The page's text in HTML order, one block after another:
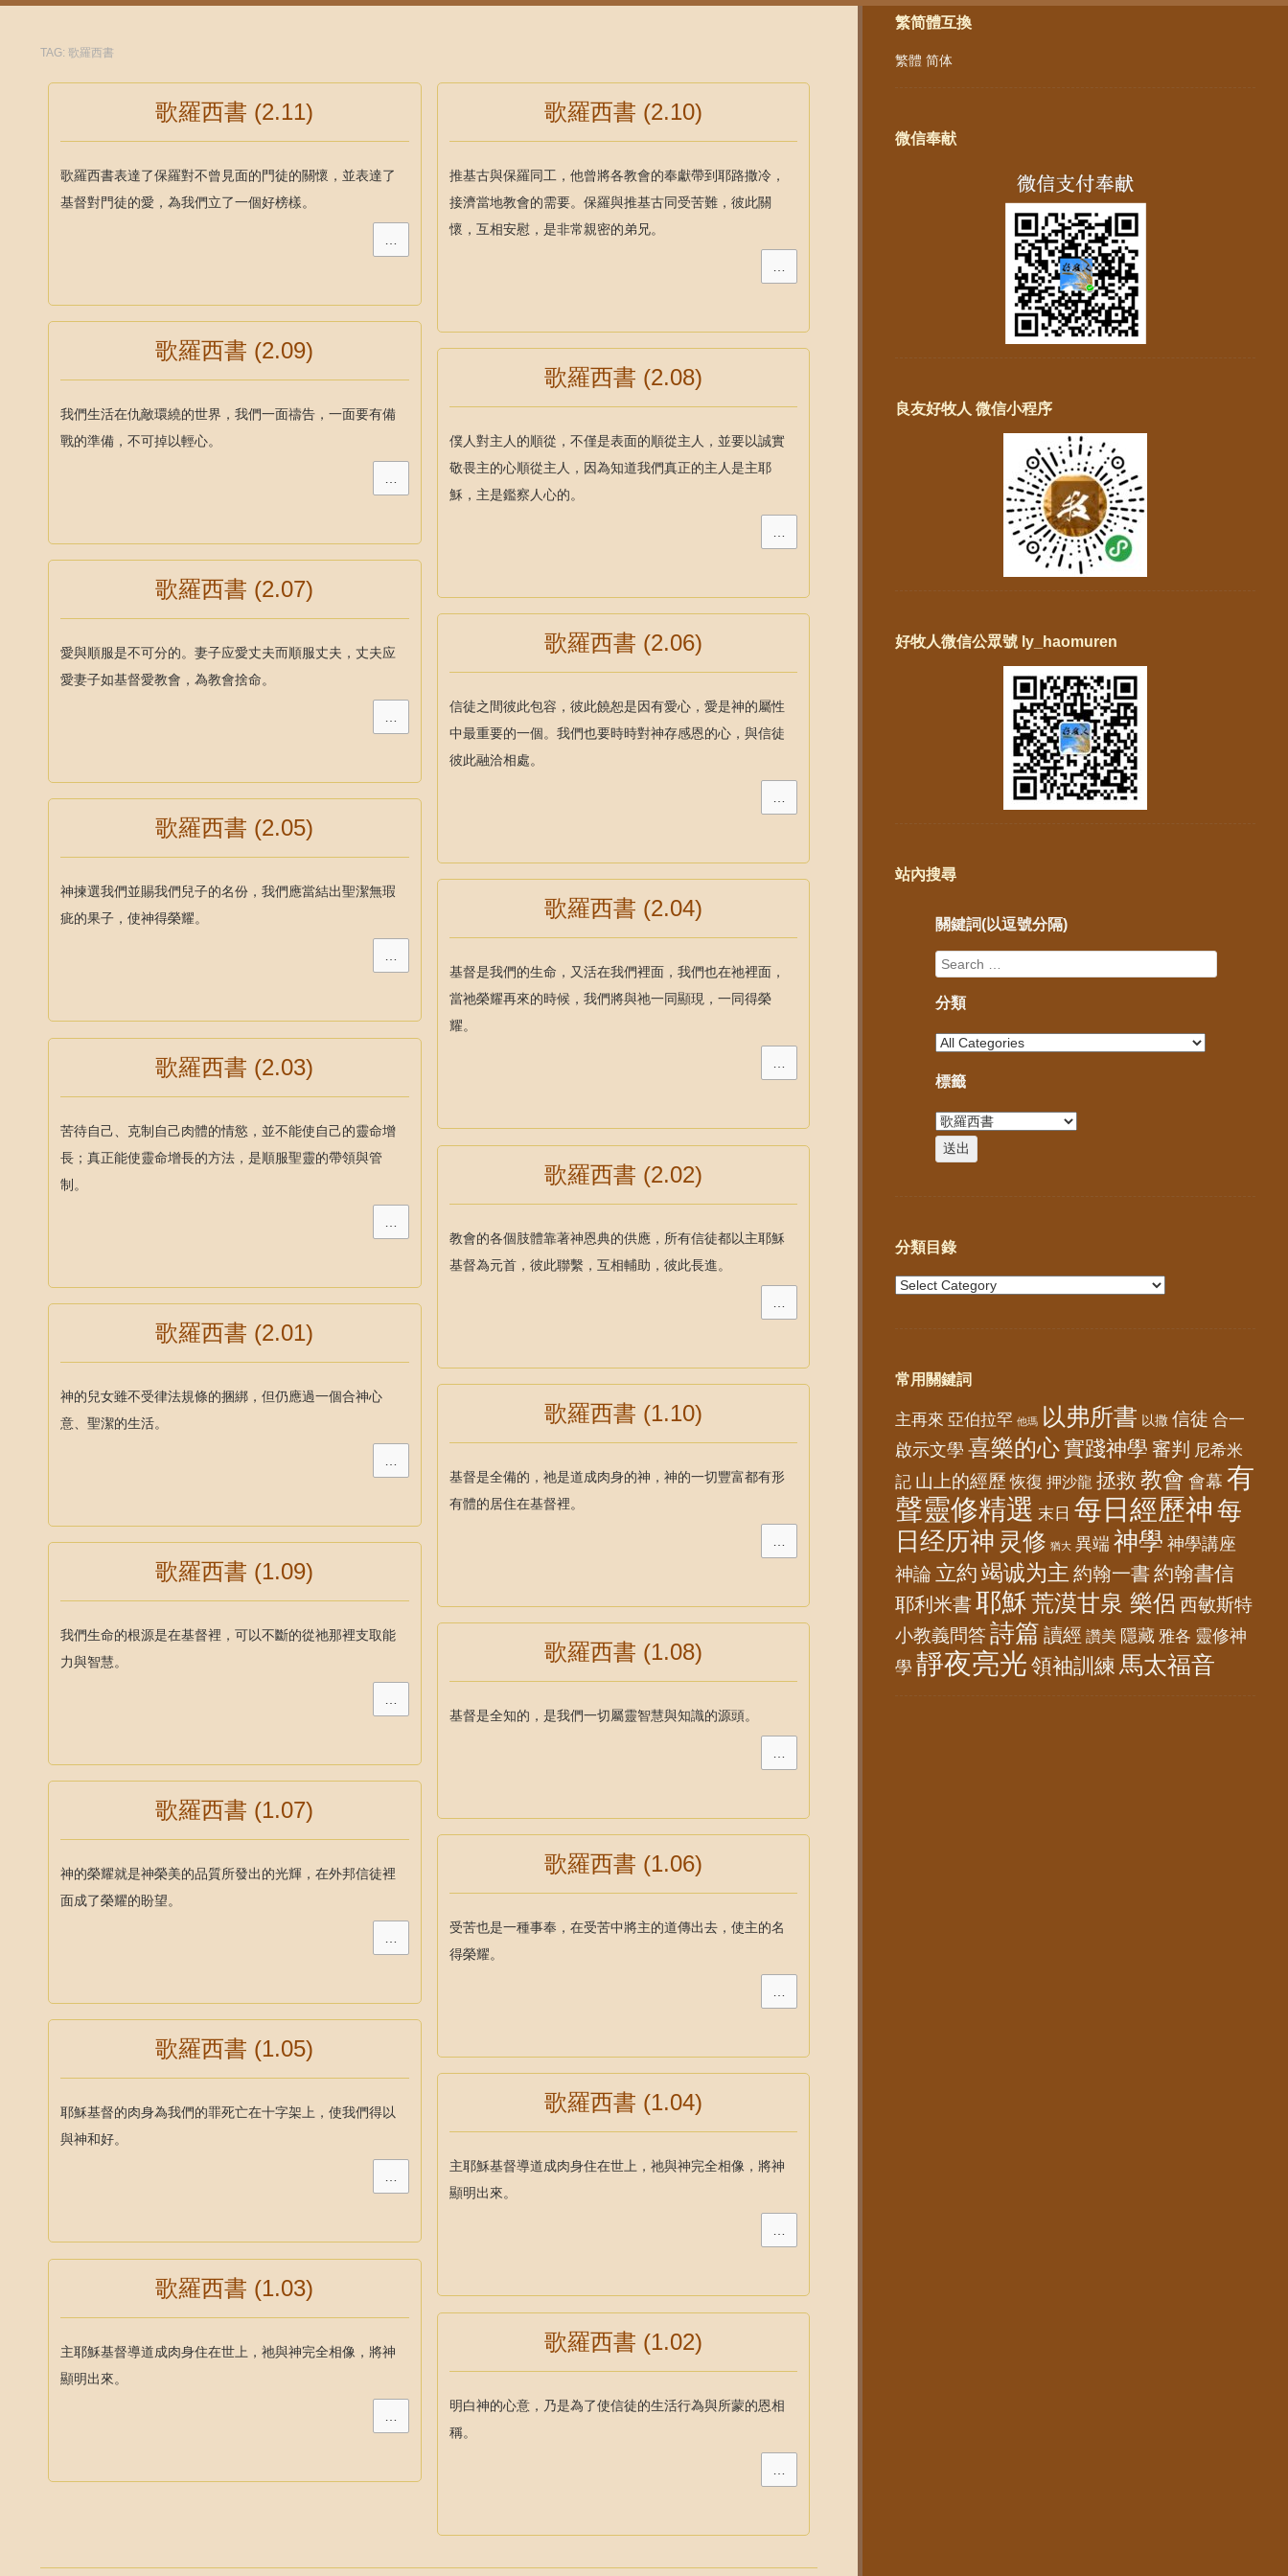
TAG: 歌羅西書
歌羅西書 (2.11)
歌羅西書表達了保羅對不曾見面的門徒的關懷，並表達了
基督對門徒的愛，為我們立了一個好榜樣。
歌羅西書 (2.10)
推基古與保羅同工，他曾將各教會的奉獻帶到耶路撒冷，
接濟當地教會的需要。保羅與推基古同受苦難，彼此關
懷，互相安慰，是非常親密的弟兄。
歌羅西書 (2.09)
我們生活在仇敵環繞的世界，我們一面禱告，一面要有備
戰的準備，不可掉以輕心。
歌羅西書 (2.08)
僕人對主人的順從，不僅是表面的順從主人，並要以誠實
敬畏主的心順從主人，因為知道我們真正的主人是主耶
穌，主是鑑察人心的。
歌羅西書 (2.07)
愛與順服是不可分的。妻子应愛丈夫而順服丈夫，丈夫应
愛妻子如基督愛教會，為教會捨命。
歌羅西書 (2.06)
信徒之間彼此包容，彼此饒恕是因有愛心，愛是神的屬性
中最重要的一個。我們也要時時對神存感恩的心，與信徒
彼此融洽相處。
歌羅西書 (2.05)
神揀選我們並賜我們兒子的名份，我們應當結出聖潔無瑕
疵的果子，使神得榮耀。
…
歌羅西書 (2.04)
基督是我們的生命，又活在我們裡面，我們也在祂裡面，
當祂榮耀再來的時候，我們將與祂一同顯現，一同得榮
耀。
…
歌羅西書 (2.03)
苦待自己、克制自己肉體的情慾，並不能使自己的靈命增
長；真正能使靈命增長的方法，是順服聖靈的帶領與管
制。
歌羅西書 (2.02)
教會的各個肢體靠著神恩典的供應，所有信徒都以主耶穌
基督為元首，彼此聯繫，互相輔助，彼此長進。
歌羅西書 (2.01)
神的兒女雖不受律法規條的捆綁，但仍應過一個合神心
意、聖潔的生活。
歌羅西書 (1.10)
基督是全備的，祂是道成肉身的神，神的一切豐富都有形
有體的居住在基督裡。
歌羅西書 (1.09)
我們生命的根源是在基督裡，可以不斷的從祂那裡支取能
力與智慧。
歌羅西書 (1.08)
基督是全知的，是我們一切屬靈智慧與知識的源頭。
歌羅西書 (1.07)
神的榮耀就是神榮美的品質所發出的光輝，在外邦信徒裡
面成了榮耀的盼望。
…
歌羅西書 (1.06)
受苦也是一種事奉，在受苦中將主的道傳出去，使主的名
得榮耀。
…
歌羅西書 (1.05)
耶穌基督的肉身為我們的罪死亡在十字架上，使我們得以
與神和好。
…
歌羅西書 (1.04)
主耶穌基督導道成肉身住在世上，祂與神完全相像，將神
顯明出來。
…
歌羅西書 (1.03)
主耶穌基督導道成肉身住在世上，祂與神完全相像，將神
顯明出來。
歌羅西書 (1.02)
明白神的心意，乃是為了使信徒的生活行為與所蒙的恩相
稱。
繁简體互換
繁體 简体
微信奉献
良友好牧人 微信小程序
好牧人微信公眾號 ly_haomuren
站內搜尋
關鍵詞(以逗號分隔)
分類
標籤
分類目錄
常用關鍵詞
主再來 亞伯拉罕 他瑪 以弗所書 以撒 信徒 合一
啟示文學 喜樂的心實踐神學 審判 尼希米
記 山上的經歷 恢復 押沙龍 拯救 教會 會幕 有
聲靈修精選 末日 每日經歷神 每
日经历神 灵修 猶大 異端 神學 神學講座
神論 立約 竭诚为主 約翰一書 約翰書信
耶利米書 耶穌荒漠甘泉 樂侶 西敏斯特
小教義問答詩篇 讀經 讚美 隱藏 雅各 靈修神
學 靜夜亮光 領袖訓練 馬太福音